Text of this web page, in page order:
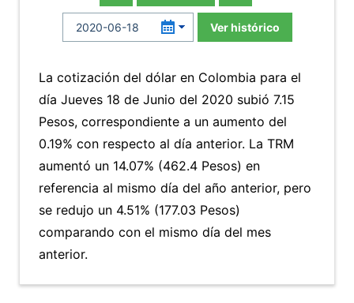
Ver histórico
La cotización del dólar en Colombia para el
día Jueves 18 de Junio del 2020 subió 7.15
Pesos, correspondiente a un aumento del
0.19% con respecto al día anterior. La TRM
aumentó un 14.07% (462.4 Pesos) en
referencia al mismo día del año anterior, pero
se redujo un 4.51% (177.03 Pesos)
comparando con el mismo día del mes
anterior.